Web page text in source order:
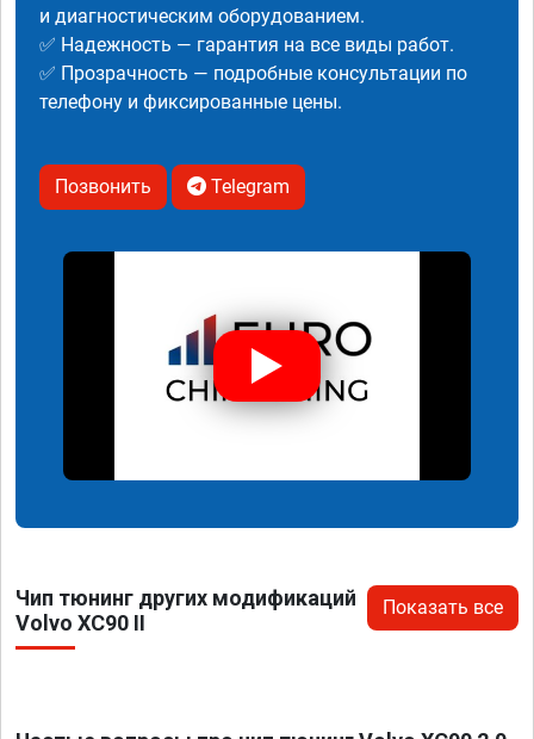
и диагностическим оборудованием.
✅ Надежность — гарантия на все виды работ.
✅ Прозрачность — подробные консультации по
телефону и фиксированные цены.
Позвонить Telegram
Чип тюнинг других модификаций
Volvo XC90 II
Показать все